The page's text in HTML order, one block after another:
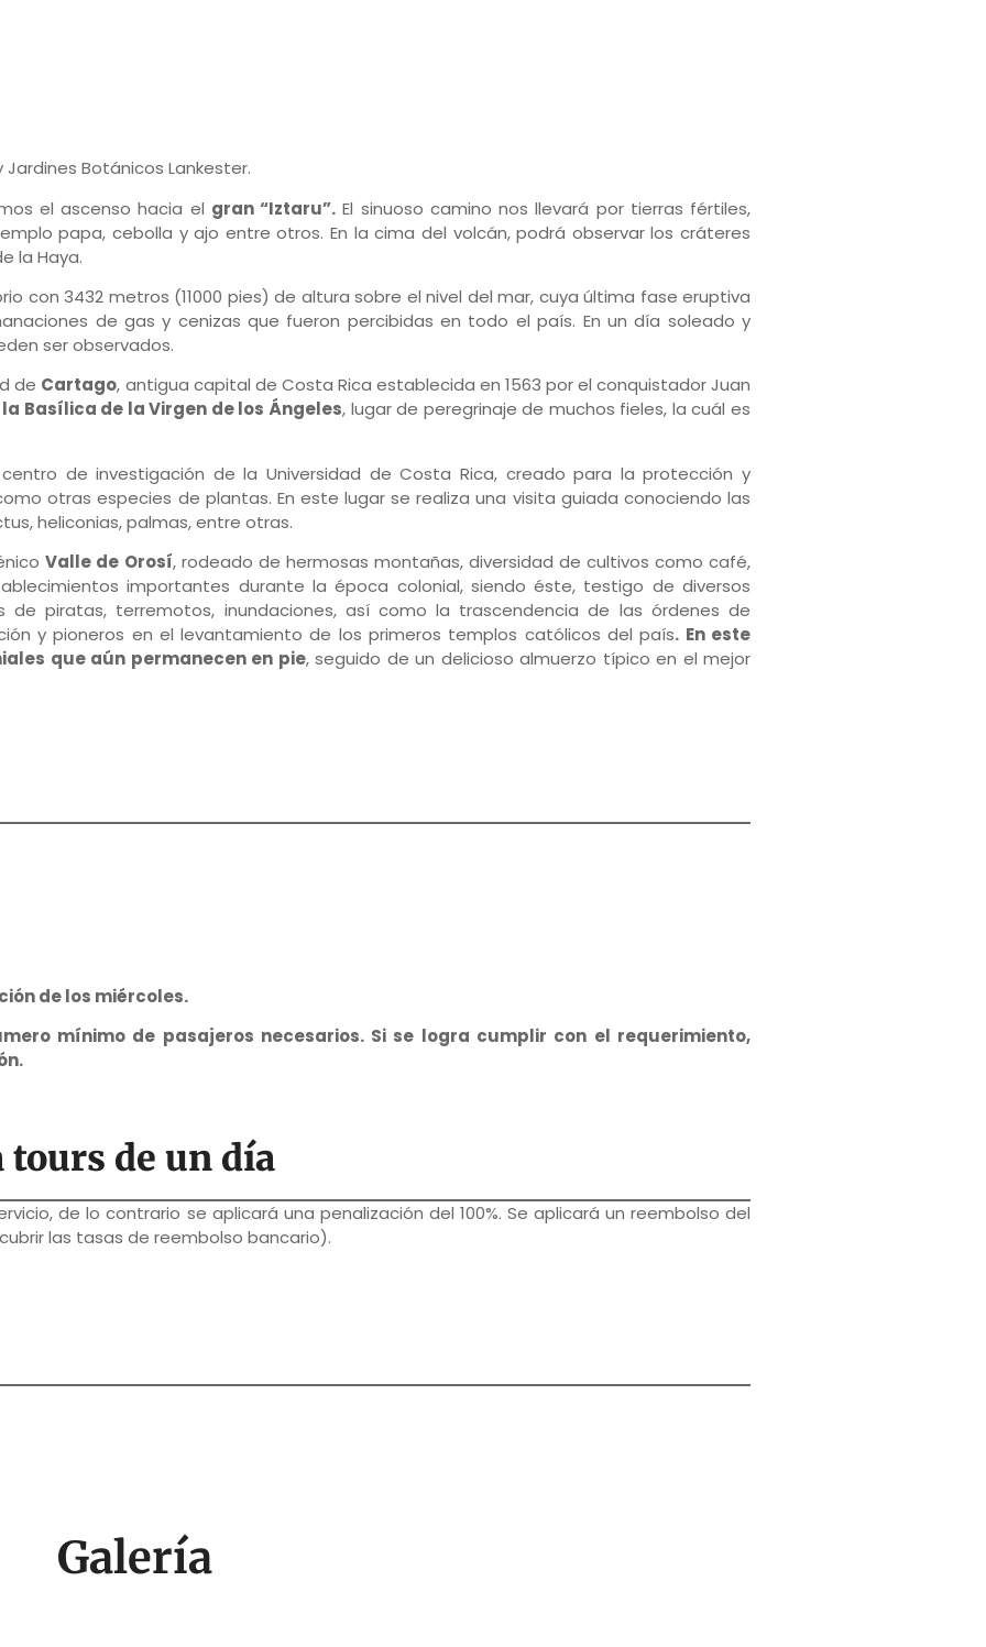
Botánicos Lankester.
el ascenso hacia el gran “Iztaru”. El sinuoso camino nos llevará por tierras fértiles,
papa, cebolla y ajo entre otros. En la cima del volcán, podrá observar los cráteres
la Haya.
con 3432 metros (11000 pies) de altura sobre el nivel del mar, cuya última fase eruptiva
de gas y cenizas que fueron percibidas en todo el país. En un día soleado y
ser observados.
de Cartago, antigua capital de Costa Rica establecida en 1563 por el conquistador Juan
Basílica de la Virgen de los Ángeles, lugar de peregrinaje de muchos fieles, la cuál es
de investigación de la Universidad de Costa Rica, creado para la protección y
otras especies de plantas. En este lugar se realiza una visita guiada conociendo las
heliconias, palmas, entre otras.
Valle de Orosí, rodeado de hermosas montañas, diversidad de cultivos como café,
importantes durante la época colonial, siendo éste, testigo de diversos
piratas, terremotos, inundaciones, así como la trascendencia de las órdenes de
y pioneros en el levantamiento de los primeros templos católicos del país. En este
que aún permanecen en pie, seguido de un delicioso almuerzo típico en el mejor
de los miércoles.
mínimo de pasajeros necesarios. Si se logra cumplir con el requerimiento,
tours de un día
de lo contrario se aplicará una penalización del 100%. Se aplicará un reembolso del
las tasas de reembolso bancario).
Galería